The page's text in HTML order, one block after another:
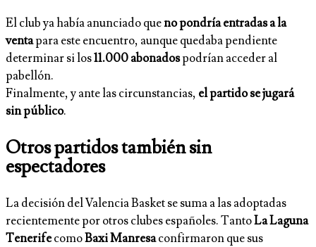
El club ya había anunciado queno pondría entradas a la
ventapara este encuentro, aunque quedaba pendiente
determinar si los11.000 abonadospodrían acceder al
pabellón.
Finalmente, y ante las circunstancias, el partido se jugará
sin público.
Otros partidos también sin
espectadores
La decisión del Valencia Basket se suma a las adoptadas
recientemente por otros clubes españoles. TantoLa Laguna
TenerifecomoBaxi Manresaconfirmaron que sus